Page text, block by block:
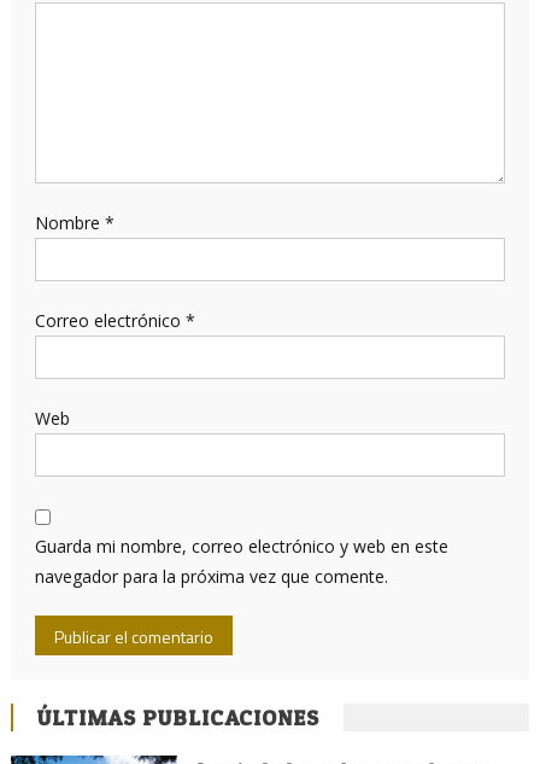
Nombre *
Correo electrónico *
Web
Guarda mi nombre, correo electrónico y web en este
navegador para la próxima vez que comente.
ÚLTIMAS PUBLICACIONES